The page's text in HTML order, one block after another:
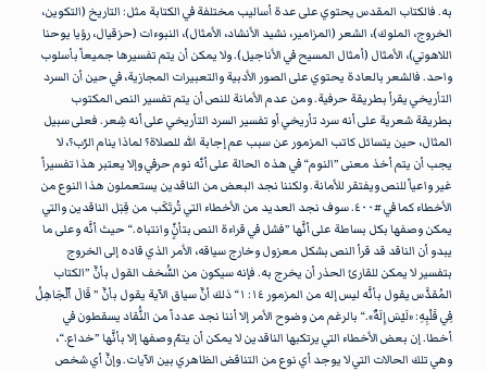
به. فالكتاب المقدس يحتوي على عدة أساليب مختلفة في الكتابة مثل: التاريخ (التكوين،
الخروج، الملوك)، الشعر (المزامير، نشيد الأنشاد، الأمثال)، النبوءات (حزقيال، رؤيا يوحنا
اللاهوتي)، الأمثال (أمثال المسيح في الأناجيل). ولا يمكن أن يتم تفسيرها جميعاً بأسلوب
واحد. فالشعر بالعادة يحتوي على الصور الأدبية والتعبيرات المجازية، في حين أن السرد
التأريخي يقرأ بطريقة حرفية. ومن عدم الأمانة للنص أن يتم تفسير النص المكتوب
بطريقة شعرية على أنه سرد تأريخي أو تفسير السرد التأريخي على أنه شِعر. فعلى سبيل
المثال، حين يتسائل كاتب المزمور عن سبب عم إجابة الله للصلاة؟ لماذا ينام الرّب؟، لا
يجب أن يتم أخذ معنى ”النوم“ في هذه الحالة على أنّه نوم حرفي وإلا يعتبر هذا تفسيراً
غير واعياً للنص ويفتقر للأمانة. ولكننا نجد البعض من الناقدين يستعملون هذا النوع من
الأخطاء كما في #٤٠٠. سوف نجد العديد من الأخطاء التي تُرتَكَب من قِبَل الناقدين والتي
يمكن وصفها بكل بساطة على أنَّها ”فشل في قراءة النص بتأنٍّ وانتباه.“ حيث أنَّه وعلى ما
يبدو أن الناقد قد قرأ النص بشكل معزول وخارج سياقه، الأمر الذي قاده إلى الخروج
بتفسير لا يمكن للقارئ الحذر أن يخرج به. فإنه سيكون من السُّخف القول بأنَّ ”الكتاب
المُقدَّس يقول بأنَّه ليس إله من المزمور ١٤: ١“ ذلك أنَّ سياق الآية يقول بأنَّ ” قَالَ ٱلْجَاهِلُ
فِي قَلْبِهِ: «لَيْسَ إِلَهٌ».“ بالرغم من وضوح الأمر إلا أننا نجد عدداً من النُّقاد يسقطون في
أخطا. إن بعض الأخطاء التي يرتكبها الناقدين لا يمكن أن يتمّ وصفها إلا بأنَّها ”خداع.“،
وهي تلك الحالات التي لا يوجد أي نوع من التناقض الظاهري بين الآيات. وإنَّ أي شخص